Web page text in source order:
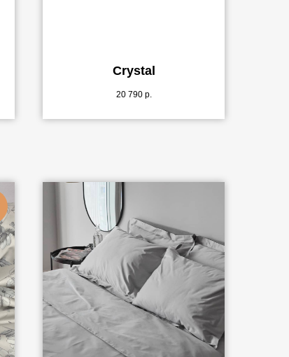
Crystal
20 790 р.